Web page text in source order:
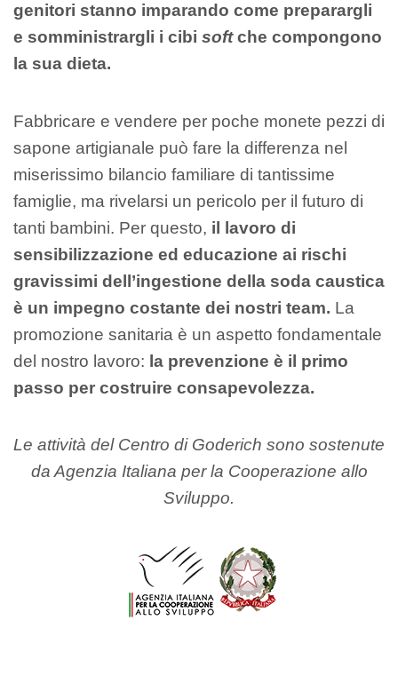
genitori stanno imparando come preparargli
e somministrargli i cibi softche compongono
la sua dieta.
Fabbricare e vendere per poche monete pezzi di
sapone artigianale può fare la differenza nel
miserissimo bilancio familiare di tantissime
famiglie, ma rivelarsi un pericolo per il futuro di
tanti bambini. Per questo, il lavoro di
sensibilizzazione ed educazione ai rischi
gravissimi dell’ingestione della soda caustica
è un impegno costante dei nostri team. La
promozione sanitaria è un aspetto fondamentale
del nostro lavoro: la prevenzione è il primo
passo per costruire consapevolezza.
Le attività del Centro di Goderich sono sostenute
da Agenzia Italiana per la Cooperazione allo
Sviluppo.